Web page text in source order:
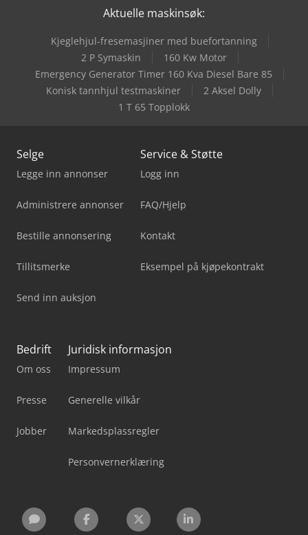
Aktuelle maskinsøk:
Kjeglehjul-fresemasjiner med buefortanning
2 P Symaskin
160 Kw Motor
Emergency Generator Timer 160 Kva Diesel Bare 85
Konisk tannhjul testmaskiner
2 Aksel Dolly
1 T 65 Topplokk
Selge
Legge inn annonser
Administrere annonser
Bestille annonsering
Tillitsmerke
Send inn auksjon
Service & Støtte
Logg inn
FAQ/Hjelp
Kontakt
Eksempel på kjøpekontrakt
Bedrift
Om oss
Presse
Jobber
Juridisk informasjon
Impressum
Generelle vilkår
Markedsplassregler
Personvernerklæring